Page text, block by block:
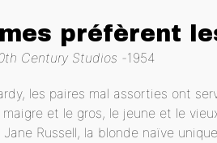
préfèrent
Century Studios 1954
les paires mal assorties ont
et le gros, le jeune et le
Russell, la blonde naïve